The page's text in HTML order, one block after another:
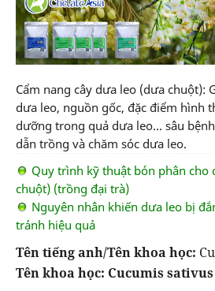
Cẩm nang cây dưa leo (dưa chuột):
dưa leo, nguồn gốc, đặc điểm hình
dưỡng trong quả dưa leo... sâu
dẫn trồng và chăm sóc dưa leo.
Quy trình kỹ thuật bón phân cho
chuột) (trồng đại trà)
Nguyên nhân khiến dưa leo bị
tránh hiệu quả
Tên tiếng anh/Tên khoa học:
Tên khoa học: Cucumis sativus